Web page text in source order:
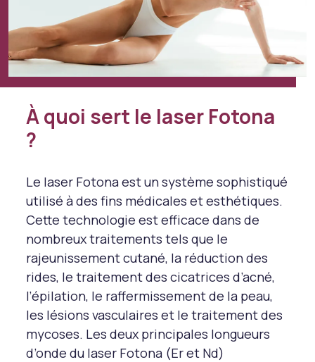
À quoi sert le laser Fotona
?
Le laser Fotona est un système sophistiqué
utilisé à des fins médicales et esthétiques.
Cette technologie est efficace dans de
nombreux traitements tels que le
rajeunissement cutané, la réduction des
rides, le traitement des cicatrices d’acné,
l’épilation, le raffermissement de la peau,
les lésions vasculaires et le traitement des
mycoses. Les deux principales longueurs
d’onde du laser Fotona (Er et Nd)